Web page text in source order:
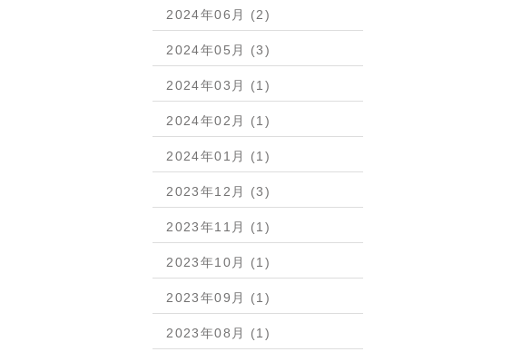
2024年06月 (2)
2024年05月 (3)
2024年03月 (1)
2024年02月 (1)
2024年01月 (1)
2023年12月 (3)
2023年11月 (1)
2023年10月 (1)
2023年09月 (1)
2023年08月 (1)